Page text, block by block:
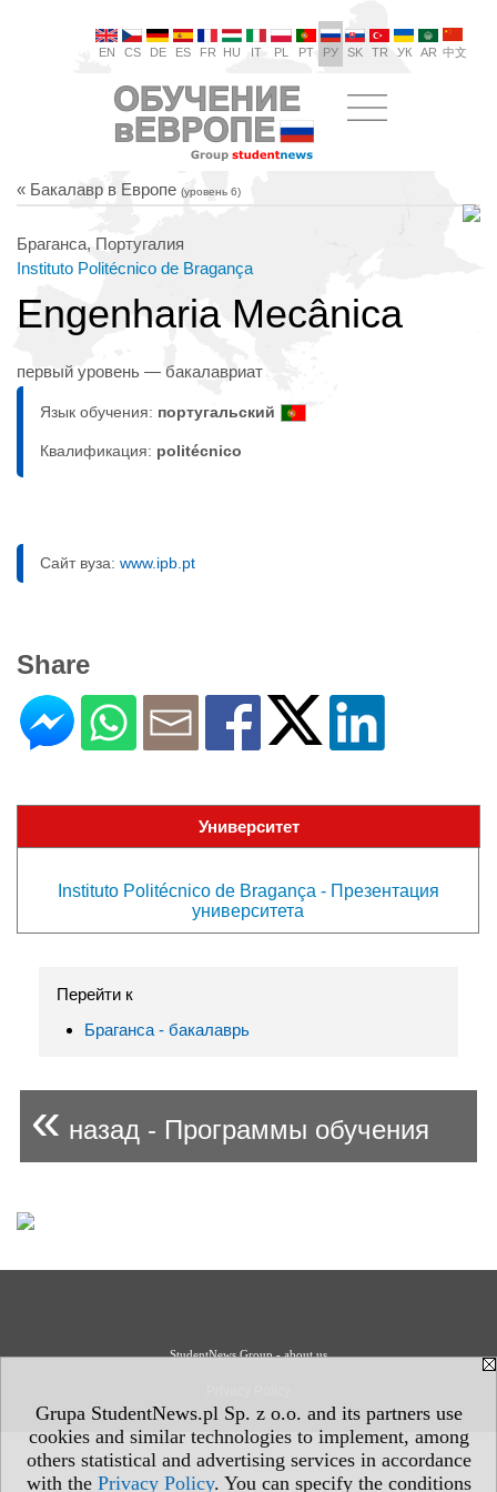
Grupa StudentNews.pl Sp. z o.o. and its partners use
cookies and similar technologies to implement, among
others statistical and advertising services in accordance
with the Privacy Policy. You can specify the conditions
EN CS DE ES FR HU IT PL PT РУ SK TR УК AR 中文
« Бакалавр в Европе (уровень 6)
Браганса, Португалия
Instituto Politécnico de Bragança
Engenharia Mecânica
первый уровень — бакалавриат
Язык обучения: португальский
Квалификация: politécnico
Сайт вуза: www.ipb.pt
Share
Университет
Instituto Politécnico de Bragança - Презентация
университета
Перейти к
Браганса - бакалаврь
« назад - Программы обучения
StudentNews Group - about us